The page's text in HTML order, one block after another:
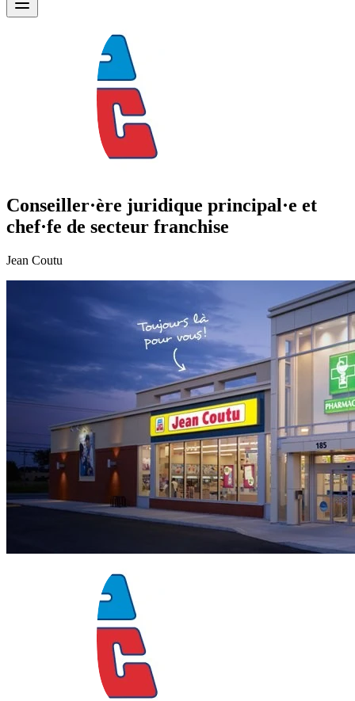
Conseiller·ère juridique principal·e et
chef·fe de secteur franchise
Jean Coutu